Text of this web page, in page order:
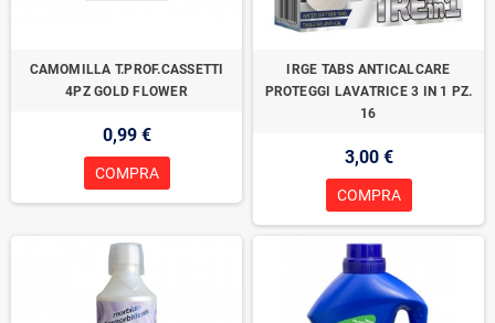
CAMOMILLA T.PROF.CASSETTI
4PZ GOLD FLOWER
0,99 €
COMPRA
IRGE TABS ANTICALCARE
PROTEGGI LAVATRICE 3 IN 1 PZ.
16
3,00 €
COMPRA